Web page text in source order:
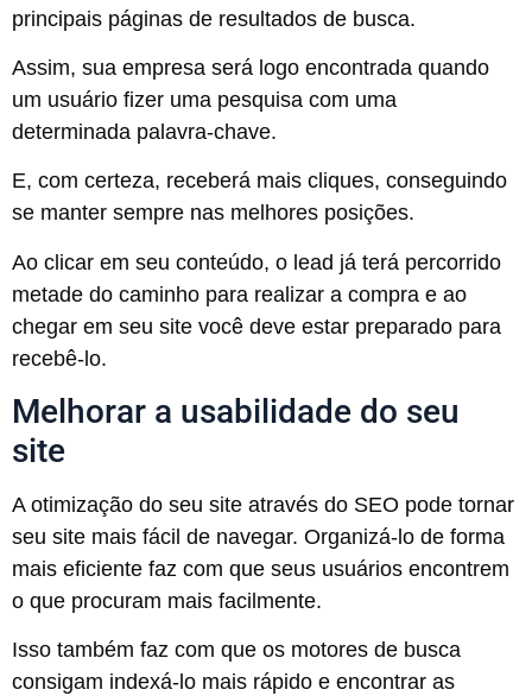
principais páginas de resultados de busca.
Assim, sua empresa será logo encontrada quando
um usuário fizer uma pesquisa com uma
determinada palavra-chave.
E, com certeza, receberá mais cliques, conseguindo
se manter sempre nas melhores posições.
Ao clicar em seu conteúdo, o lead já terá percorrido
metade do caminho para realizar a compra e ao
chegar em seu site você deve estar preparado para
recebê-lo.
Melhorar a usabilidade do seu
site
A otimização do seu site através do SEO pode tornar
seu site mais fácil de navegar. Organizá-lo de forma
mais eficiente faz com que seus usuários encontrem
o que procuram mais facilmente.
Isso também faz com que os motores de busca
consigam indexá-lo mais rápido e encontrar as